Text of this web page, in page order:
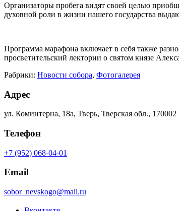
Организаторы пробега видят своей целью
духовной роли в жизни нашего государства
Программа марафона включает в себя также
просветительский лектории о святом князе
Рабрики: Новости собора, Фотогалерея
Адрес
ул. Коминтерна, 18а, Тверь, Тверская обл., 170002
Телефон
+7 (952) 068-04-01
Email
sobor_nevskogo@mail.ru